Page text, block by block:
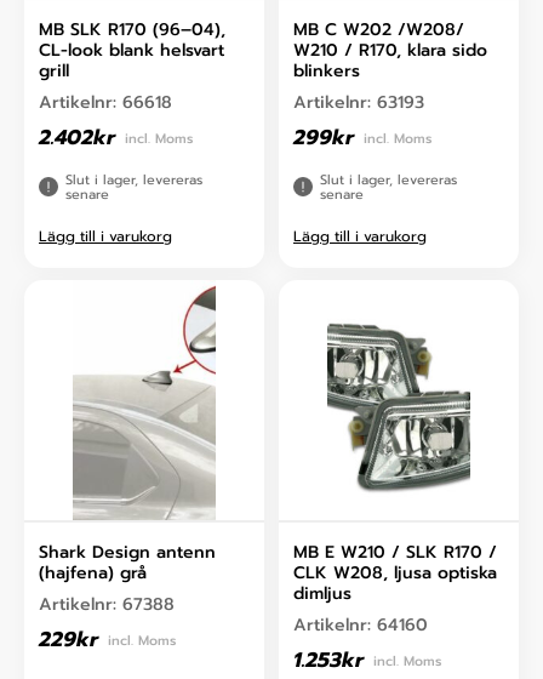
MB SLK R170 (96–04),
CL-look blank helsvart
grill
Artikelnr: 66618
2.402kr incl. Moms
Slut i lager, levereras
senare
Lägg till i varukorg
MB C W202 /W208/
W210 / R170, klara sido
blinkers
Artikelnr: 63193
299kr incl. Moms
Slut i lager, levereras
senare
Lägg till i varukorg
Shark Design antenn
(hajfena) grå
Artikelnr: 67388
229kr incl. Moms
MB E W210 / SLK R170 /
CLK W208, ljusa optiska
dimljus
Artikelnr: 64160
1.253kr incl. Moms